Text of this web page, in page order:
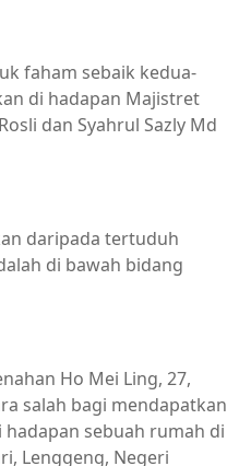
faham sebaik kedua-
di hadapan Majistret
dan Syahrul Sazly Md
daripada tertuduh
di bawah bidang
Ho Mei Ling, 27,
salah bagi mendapatkan
hadapan sebuah rumah di
Lenggeng, Negeri